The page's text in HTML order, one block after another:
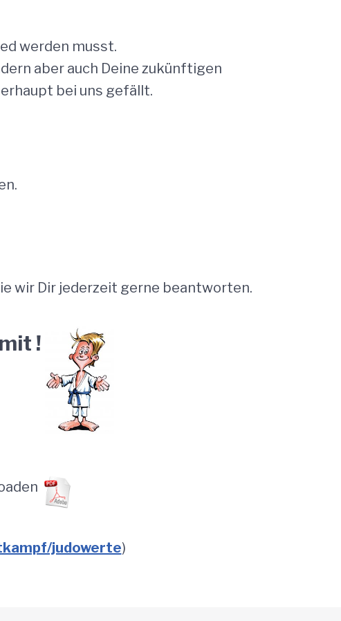
werden musst.
aber auch Deine zukünftigen
bei uns gefällt.
wir Dir jederzeit gerne beantworten.
!
judowerte)